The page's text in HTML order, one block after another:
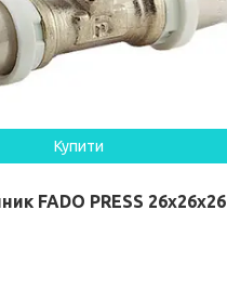
Купити
FADO PRESS 26х26х26